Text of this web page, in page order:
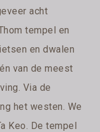
acht
tempel en
en dwalen
van de meest
Via de
het westen. We
Keo. De tempel